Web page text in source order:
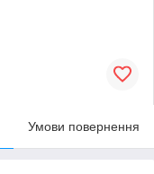
Умови повернення